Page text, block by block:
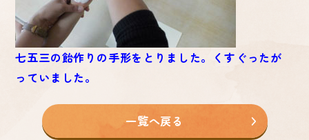
七五三の飴作りの手形をとりました。くすぐったが
っていました。
一覧へ戻る